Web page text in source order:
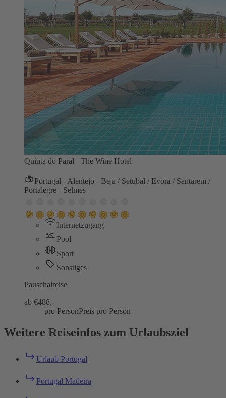
Quinta do Paral - The Wine Hotel
Portugal - Alentejo - Beja / Setubal / Evora / Santarem /
Portalegre - Selmes
Internetzugang
Pool
Sport
Sonstiges
Pauschalreise
ab €488,-
pro PersonPreis pro Person
Weitere Reiseinfos zum Urlaubsziel
Urlaub Portugal
Portugal Madeira